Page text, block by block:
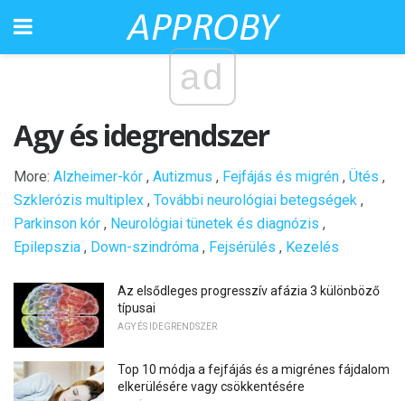
ad
Agy és idegrendszer
More: Alzheimer-kór , Autizmus , Fejfájás és migrén , Ütés ,
Szklerózis multiplex , További neurológiai betegségek ,
Parkinson kór , Neurológiai tünetek és diagnózis ,
Epilepszia , Down-szindróma , Fejsérülés , Kezelés
Az elsődleges progresszív afázia 3 különböző
típusai
AGY ÉS IDEGRENDSZER
Top 10 módja a fejfájás és a migrénes fájdalom
elkerülésére vagy csökkentésére